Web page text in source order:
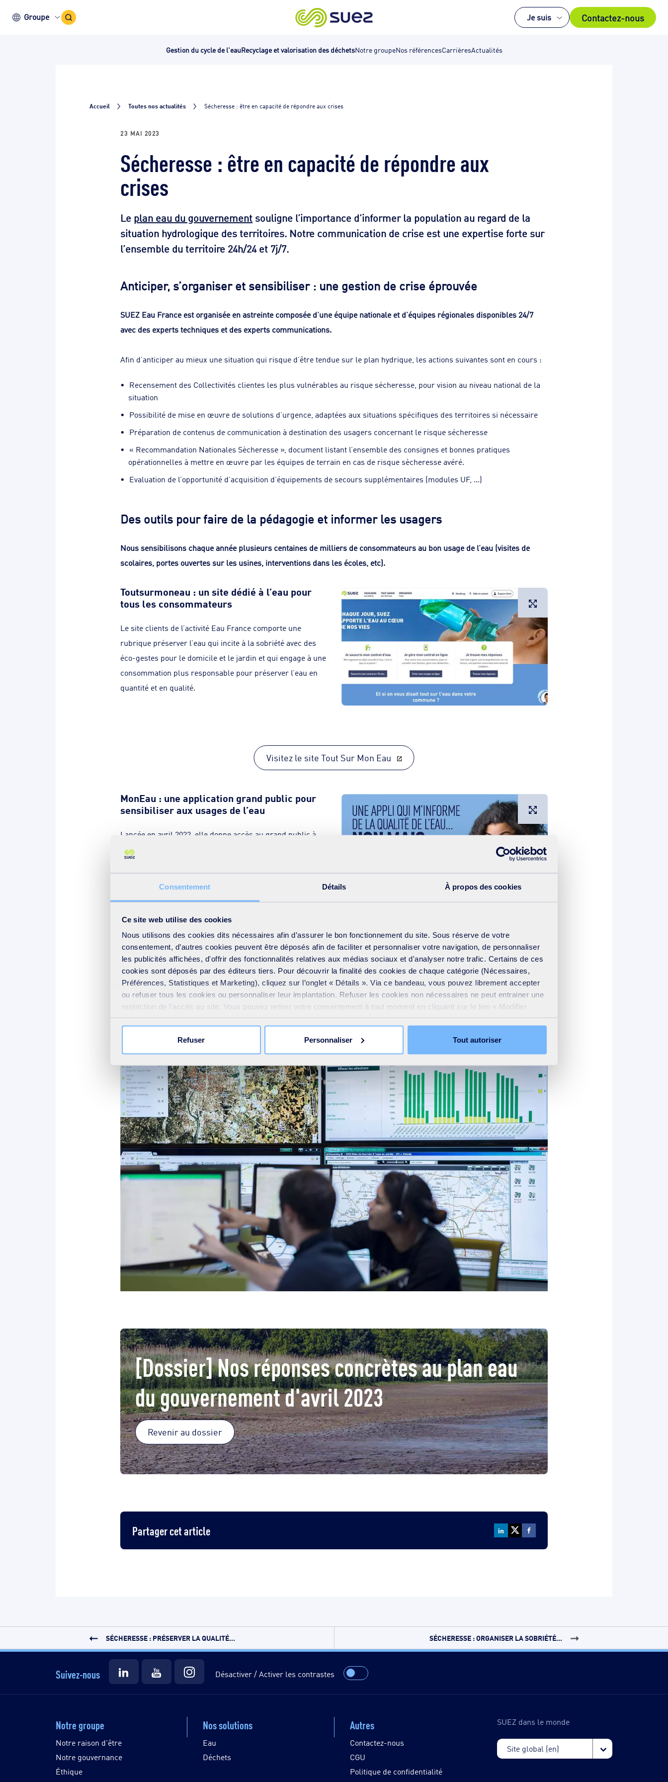
Consentement Détails À propos des cookies
Ce site web utilise des cookies
Nous utilisons des cookies dits nécessaires afin d’assurer le bon fonctionnement du site. Sous réserve de votre
consentement, d’autres cookies peuvent être déposés afin de faciliter et personnaliser votre navigation, de personnaliser
les publicités affichées, d'offrir des fonctionnalités relatives aux médias sociaux et d'analyser notre trafic. Certains de ces
cookies sont déposés par des éditeurs tiers. Pour découvrir la finalité des cookies de chaque catégorie (Nécessaires,
Préférences, Statistiques et Marketing), cliquez sur l’onglet « Détails ». Via ce bandeau, vous pouvez librement accepter
ou refuser tous les cookies ou personnaliser leur implantation. Refuser les cookies non nécessaires ne peut entrainer une
restriction de l’accès au site. Vous pouvez retirer votre consentement à tout moment en cliquant sur le lien « Modifier
Refuser Personnaliser Tout autoriser
Groupe Icône
recherche Je suis Contactez-nous
Gestion du cycle de l'eauRecyclage et valorisation des déchetsNotre groupeNos référencesCarrièresActualités
Accueil Toutes nos actualités Sécheresse : être en capacité de répondre aux crises
23 MAI 2023
Sécheresse : être en capacité de répondre aux
crises
Le plan eau du gouvernement souligne l’importance d’informer la population au regard de la
situation hydrologique des territoires. Notre communication de crise est une expertise forte sur
l’ensemble du territoire 24h/24 et 7j/7.
Anticiper, s’organiser et sensibiliser : une gestion de crise éprouvée
SUEZ Eau France est organisée en astreinte composée d’une équipe nationale et d’équipes régionales disponibles 24/7
avec des experts techniques et des experts communications.
Afin d’anticiper au mieux une situation qui risque d’être tendue sur le plan hydrique, les actions suivantes sont en cours :
Recensement des Collectivités clientes les plus vulnérables au risque sécheresse, pour vision au niveau national de la
situation
Possibilité de mise en œuvre de solutions d’urgence, adaptées aux situations spécifiques des territoires si nécessaire
Préparation de contenus de communication à destination des usagers concernant le risque sécheresse
« Recommandation Nationales Sècheresse », document listant l’ensemble des consignes et bonnes pratiques
opérationnelles à mettre en œuvre par les équipes de terrain en cas de risque sècheresse avéré.
Evaluation de l’opportunité d’acquisition d’équipements de secours supplémentaires (modules UF, ...)
Des outils pour faire de la pédagogie et informer les usagers
Nous sensibilisons chaque année plusieurs centaines de milliers de consommateurs au bon usage de l’eau (visites de
scolaires, portes ouvertes sur les usines, interventions dans les écoles, etc).
Toutsurmoneau : un site dédié à l’eau pour
tous les consommateurs
Le site clients de l’activité Eau France comporte une
rubrique préserver l’eau qui incite à la sobriété avec des
éco-gestes pour le domicile et le jardin et qui engage à une
consommation plus responsable pour préserver l’eau en
quantité et en qualité.
Visitez le site Tout Sur Mon Eau
MonEau : une application grand public pour
sensibiliser aux usages de l’eau
Lancée en avril 2022, elle donne accès au grand public à
des informations utiles sur l’eau de manière géolocalisée
également les alertes sécheresse en lien avec les arrêtés
et fournit des écogestes pour économiser l’eau.
Créée par SUEZ, l'application "Mon Eau" a pour objectif de remettre l’eau au cœur des préoccupations des Français et de
les aider à mieux comprendre pourquoi il est important de la préserver au quotidien.
[Dossier] Nos réponses concrètes au plan eau
du gouvernement d'avril 2023
Revenir au dossier
Partager cet article
SÉCHERESSE : PRÉSERVER LA QUALITÉ... SÉCHERESSE : ORGANISER LA SOBRIÉTÉ...
Suivez-nous Désactiver / Activer les contrastes
Notre groupe
Notre raison d'être
Notre gouvernance
Éthique
Nos solutions
Eau
Déchets
Autres
Contactez-nous
CGU
Politique de confidentialité
SUEZ dans le monde